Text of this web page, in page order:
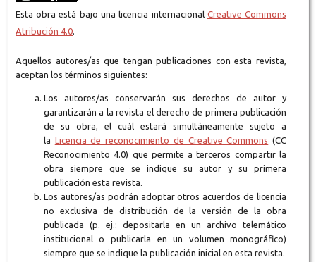
Esta obra está bajo una licencia internacional Creative Commons
Atribución 4.0.
Aquellos autores/as que tengan publicaciones con esta revista,
aceptan los términos siguientes:
Los autores/as conservarán sus derechos de autor y
garantizarán a la revista el derecho de primera publicación
de su obra, el cuál estará simultáneamente sujeto a
la Licencia de reconocimiento de Creative Commons (CC
Reconocimiento 4.0) que permite a terceros compartir la
obra siempre que se indique su autor y su primera
publicación esta revista.
Los autores/as podrán adoptar otros acuerdos de licencia
no exclusiva de distribución de la versión de la obra
publicada (p. ej.: depositarla en un archivo telemático
institucional o publicarla en un volumen monográfico)
siempre que se indique la publicación inicial en esta revista.